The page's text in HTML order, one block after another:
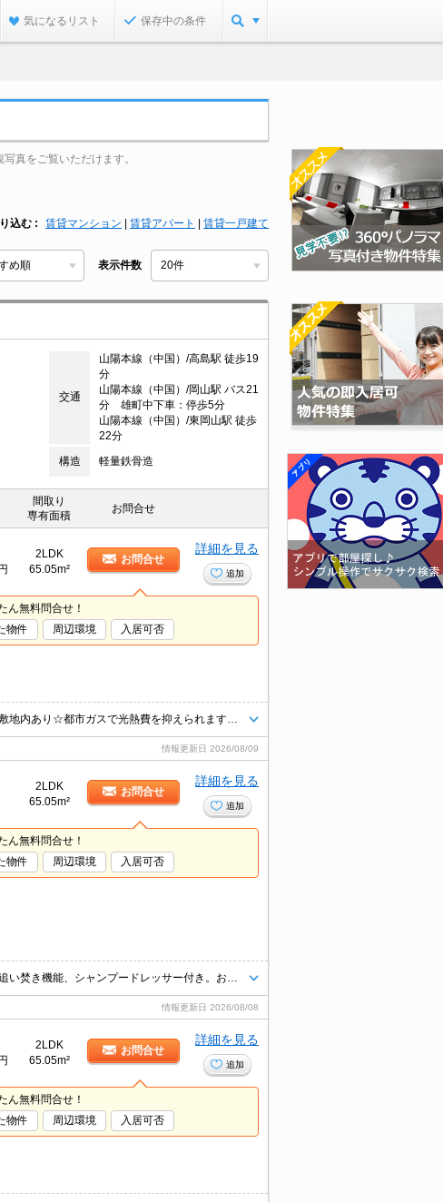
気になるリスト 保存中の条件
真をご覧いただけます。
込む 賃貸マンション 賃貸アパート 賃貸一戸建て
表示件数
交通
山陽本線（中国）/高島駅 徒歩19
分
山陽本線（中国）/岡山駅 バス21
分 雄町中下車：停歩5分
山陽本線（中国）/東岡山駅 徒歩
22分
構造 軽量鉄骨造
間取り
専有面積
お問合せ
2LDK
65.05m²
お問合せ
詳細を見る
追加
ん無料問合せ！
物件 周辺環境 入居可否
情報更新日 2026/08/09
2LDK
65.05m²
お問合せ
詳細を見る
追加
ん無料問合せ！
物件 周辺環境 入居可否
情報更新日 2026/08/08
2LDK
65.05m²
お問合せ
詳細を見る
追加
ん無料問合せ！
物件 周辺環境 入居可否